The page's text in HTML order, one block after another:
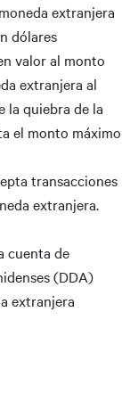
extranjera
dólares
valor al monto
extranjera al
la quiebra de la
el monto máximo
transacciones
extranjera.
cuenta de
(DDA)
extranjera